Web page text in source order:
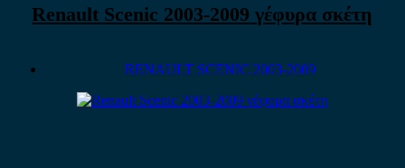
Renault Scenic 2003-2009 γέφυρα σκέτη
RENAULT SCENIC 2003-2009